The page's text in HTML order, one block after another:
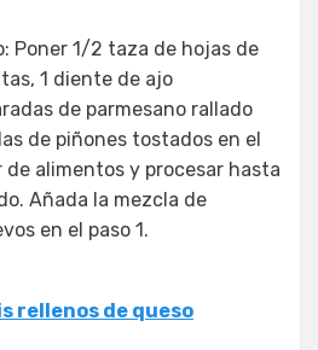
Poner 1/2 taza de hojas de
1 diente de ajo
de parmesano rallado
de piñones tostados en el
de alimentos y procesar hasta
Añada la mezcla de
en el paso 1.
rellenos de queso